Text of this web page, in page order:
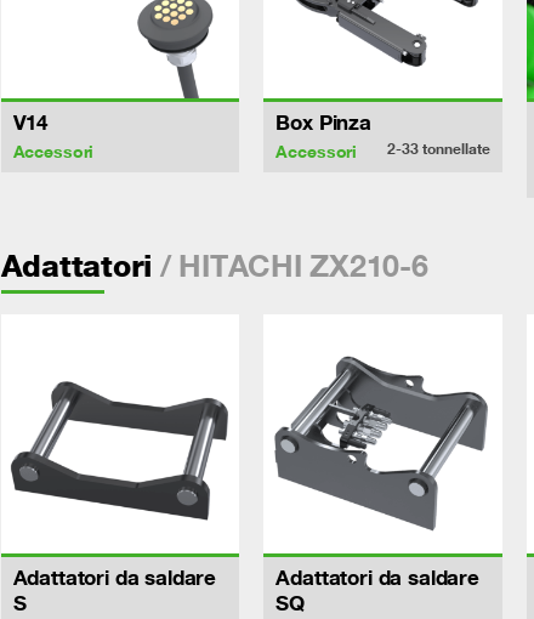
V14
Accessori
Box Pinza
Accessori 2-33tonnellate
Adattatori / HITACHI ZX210-6
Adattatori da saldare
S
Adattatori da saldare
SQ